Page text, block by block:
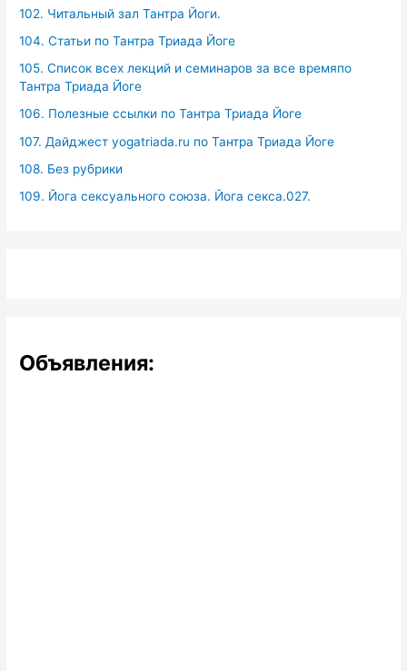
102. Читальный зал Тантра Йоги.
104. Статьи по Тантра Триада Йоге
105. Список всех лекций и семинаров за все времяпо
Тантра Триада Йоге
106. Полезные ссылки по Тантра Триада Йоге
107. Дайджест yogatriada.ru по Тантра Триада Йоге
108. Без рубрики
109. Йога сексуального союза. Йога секса.027.
Объявления: